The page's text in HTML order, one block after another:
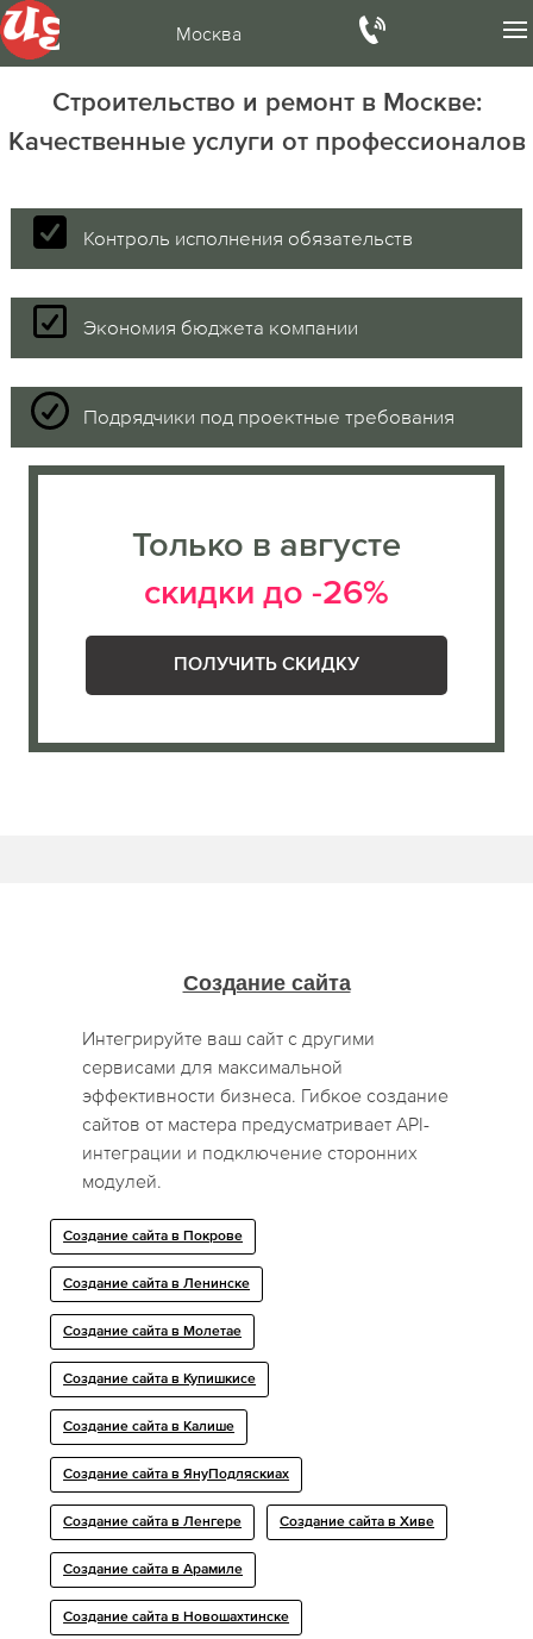
Москва
Строительство и ремонт в Москве:
Качественные услуги от профессионалов
Контроль исполнения обязательств
Экономия бюджета компании
Подрядчики под проектные требования
Только в августе
скидки до -26%
ПОЛУЧИТЬ СКИДКУ
Создание сайта
Интегрируйте ваш сайт с другими
сервисами для максимальной
эффективности бизнеса. Гибкое создание
сайтов от мастера предусматривает API-
интеграции и подключение сторонних
модулей.
Создание сайта в Покрове
Создание сайта в Ленинске
Создание сайта в Молетае
Создание сайта в Купишкисе
Создание сайта в Калише
Создание сайта в ЯнуПодляскиах
Создание сайта в Ленгере Создание сайта в Хиве
Создание сайта в Арамиле
Создание сайта в Новошахтинске